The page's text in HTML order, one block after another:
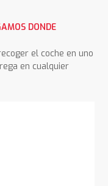
DONDE
el coche en uno
en cualquier